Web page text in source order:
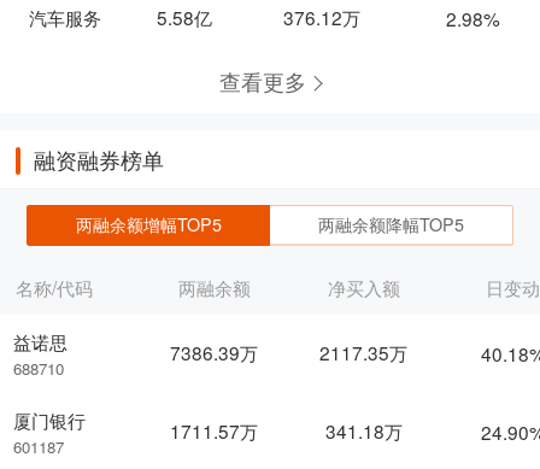
汽车服务 5.58亿 376.12万 2.98%
查看更多
融资融券榜单
两融余额增幅TOP5 两融余额降幅TOP5
名称/代码
益诺思
688710
厦门银行
601187
两融余额 净买入额 日变动
7386.39万 2117.35万
1711.57万 341.18万